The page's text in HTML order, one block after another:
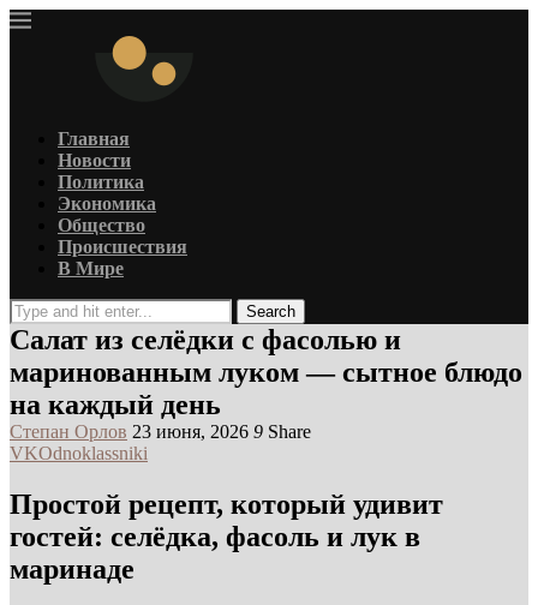
Главная
Новости
Политика
Экономика
Общество
Происшествия
В Мире
Search
Салат из селёдки с фасолью и
маринованным луком — сытное блюдо
на каждый день
Степан Орлов 23 июня, 2026 9 Share
VKOdnoklassniki
Простой рецепт, который удивит
гостей: селёдка, фасоль и лук в
маринаде